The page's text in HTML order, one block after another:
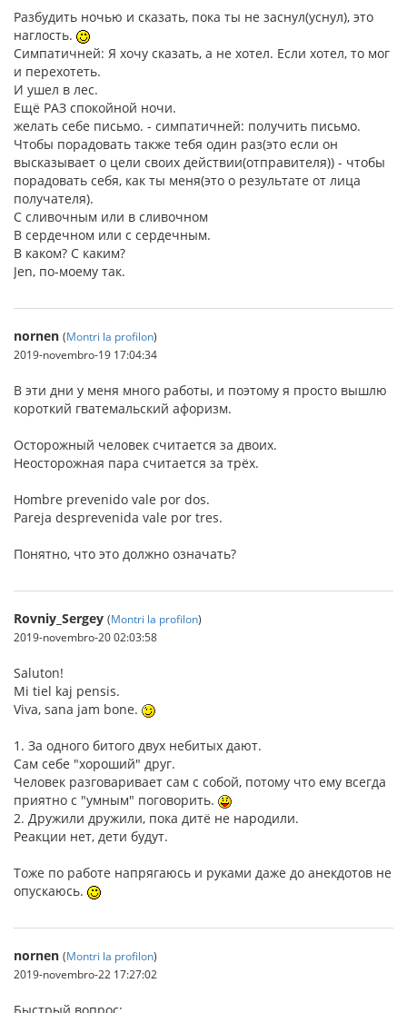
Разбудить ночью и сказать, пока ты не заснул(уснул), это
наглость.
Симпатичней: Я хочу сказать, а не хотел. Если хотел, то мог
и перехотеть.
И ушел в лес.
Ещё РАЗ спокойной ночи.
желать себе письмо. - симпатичней: получить письмо.
Чтобы порадовать также тебя один раз(это если он
высказывает о цели своих действии(отправителя)) - чтобы
порадовать себя, как ты меня(это о результате от лица
получателя).
С сливочным или в сливочном
В сердечном или с сердечным.
В каком? С каким?
Jen, по-моему так.
nornen (Montri la profilon)
2019-novembro-19 17:04:34
В эти дни у меня много работы, и поэтому я просто вышлю
короткий гватемальский афоризм.
Осторожный человек считается за двоих.
Неосторожная пара считается за трёх.
Hombre prevenido vale por dos.
Pareja desprevenida vale por tres.
Понятно, что это должно означать?
Rovniy_Sergey (Montri la profilon)
2019-novembro-20 02:03:58
Saluton!
Mi tiel kaj pensis.
Viva, sana jam bone.
1. За одного битого двух небитых дают.
Сам себе "хороший" друг.
Человек разговаривает сам с собой, потому что ему всегда
приятно с "умным" поговорить.
2. Дружили дружили, пока дитё не народили.
Реакции нет, дети будут.
Тоже по работе напрягаюсь и руками даже до анекдотов не
опускаюсь.
nornen (Montri la profilon)
2019-novembro-22 17:27:02